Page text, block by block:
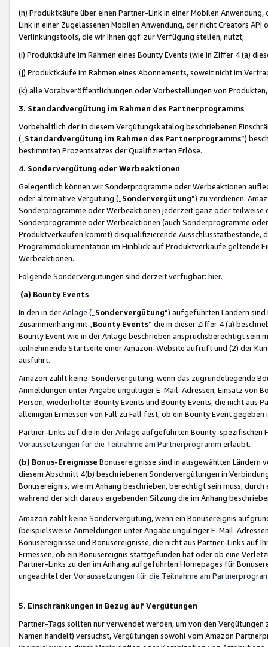
(h) Produktkäufe über einen Partner-Link in einer Mobilen
Link in einer Zugelassenen Mobilen Anwendung, der nicht Creators
Verlinkungstools, die wir Ihnen ggf. zur Verfügung stellen, nutzt;
(i) Produktkäufe im Rahmen eines Bounty Events (wie in Ziffer 4 (a)
(j) Produktkäufe im Rahmen eines Abonnements, soweit nicht im
(k) alle Vorabveröffentlichungen oder Vorbestellungen von
3. Standardvergütung im Rahmen des Partnerprogramms
Vorbehaltlich der in diesem Vergütungskatalog beschriebenen
(„ Standardvergütung im Rahmen des Partnerprogramms“)
bestimmten Prozentsatzes der Qualifizierten Erlöse.
4. Sondervergütung oder Werbeaktionen
Gelegentlich können wir Sonderprogramme oder Werbeaktionen
oder alternative Vergütung („ Sondervergütung”) zu verdienen.
Sonderprogramme oder Werbeaktionen jederzeit ganz oder
Sonderprogramme oder Werbeaktionen (auch Sonderprogramme
Produktverkäufen kommt) disqualifizierende Ausschlusstatbestände,
Programmdokumentation im Hinblick auf Produktverkäufe geltende
Werbeaktionen.
Folgende Sondervergütungen sind derzeit verfügbar: hier.
(a) Bounty Events
In den in derAnlage („ Sondervergütung“) aufgeführten Ländern
Zusammenhang mit „ Bounty Events“ die in dieser Ziffer 4 (a)
Bounty Event wie in der Anlage beschrieben anspruchsberechtigt sein
teilnehmende Startseite einer Amazon-Website aufruft und (2) der
ausführt.
Amazon zahlt keine Sondervergütung, wenn das zugrundeliegende
Anmeldungen unter Angabe ungültiger E-Mail-Adressen, Einsatz von
Person, wiederholter Bounty Events und Bounty Events, die nicht
alleinigen Ermessen von Fall zu Fall fest, ob ein Bounty Event
Partner-Links auf die in der Anlage aufgeführten Bounty-spezifischen
Voraussetzungen für die Teilnahme am Partnerprogramm erlaubt.
(b) Bonus-Ereignisse Bonusereignisse sind in ausgewählten Ländern
diesem Abschnitt 4(b) beschriebenen Sondervergütungen in
Bonusereignis, wie im Anhang beschrieben, berechtigt sein muss,
während der sich daraus ergebenden Sitzung die im Anhang
Amazon zahlt keine Sondervergütung, wenn ein Bonusereignis
(beispielsweise Anmeldungen unter Angabe ungültiger E-Mail-
Bonusereignisse und Bonusereignisse, die nicht aus Partner-Links auf
Ermessen, ob ein Bonusereignis stattgefunden hat oder ob eine
Partner-Links zu den im Anhang aufgeführten Homepages für
ungeachtet derVoraussetzungen für die Teilnahme am
5. Einschränkungen in Bezug auf Vergütungen
Partner-Tags sollten nur verwendet werden, um von den
Namen handelt) versuchst, Vergütungen sowohl vom Amazon